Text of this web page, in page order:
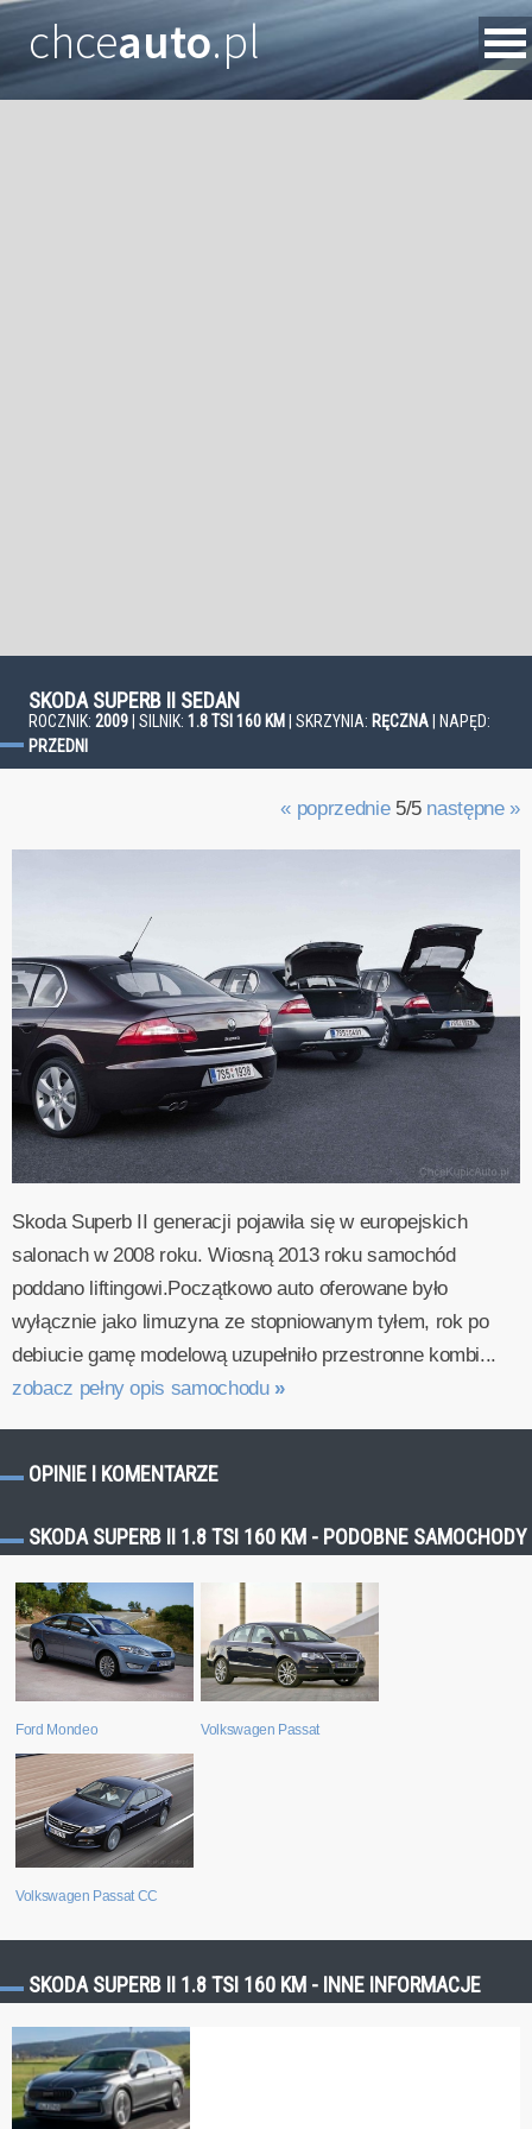
chceauto.pl
SKODA SUPERB II SEDAN
ROCZNIK: 2009 | SILNIK: 1.8 TSI 160 KM | SKRZYNIA: RĘCZNA | NAPĘD:
PRZEDNI
« poprzednie5/5 następne »
Skoda Superb II generacji pojawiła się w europejskich
salonach w 2008 roku. Wiosną 2013 roku samochód
poddano liftingowi.Początkowo auto oferowane było
wyłącznie jako limuzyna ze stopniowanym tyłem, rok po
debiucie gamę modelową uzupełniło przestronne kombi...
zobacz pełny opis samochodu »
OPINIE I KOMENTARZE
SKODA SUPERB II 1.8 TSI 160 KM - PODOBNE SAMOCHODY
Ford Mondeo Volkswagen Passat
Volkswagen Passat CC
SKODA SUPERB II 1.8 TSI 160 KM - INNE INFORMACJE